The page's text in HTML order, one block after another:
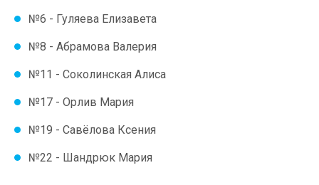
№6 - Гуляева Елизавета
№8 - Абрамова Валерия
№11 - Соколинская Алиса
№17 - Орлив Мария
№19 - Савёлова Ксения
№22 - Шандрюк Мария